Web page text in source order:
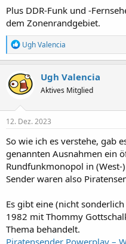
konnten einige aus dem
sendende kommerzielle
empfangen werden."
Duales Rundfunksystem –
Plus DDR-Funk und -
dem Zonenrandgebiet.
R
e
a
k
t
i
n
e
:
Ugh Valencia
Ugh Valencia
Aktives Mitglied
12. Dez. 2023
So wie ich es verstehe, gab
genannten Ausnahmen ein
Rundfunkmonopol in
Sender waren also
Es gibt eine (nicht
1982 mit Thommy
Thema behandelt.
Piratensender Powerplay –